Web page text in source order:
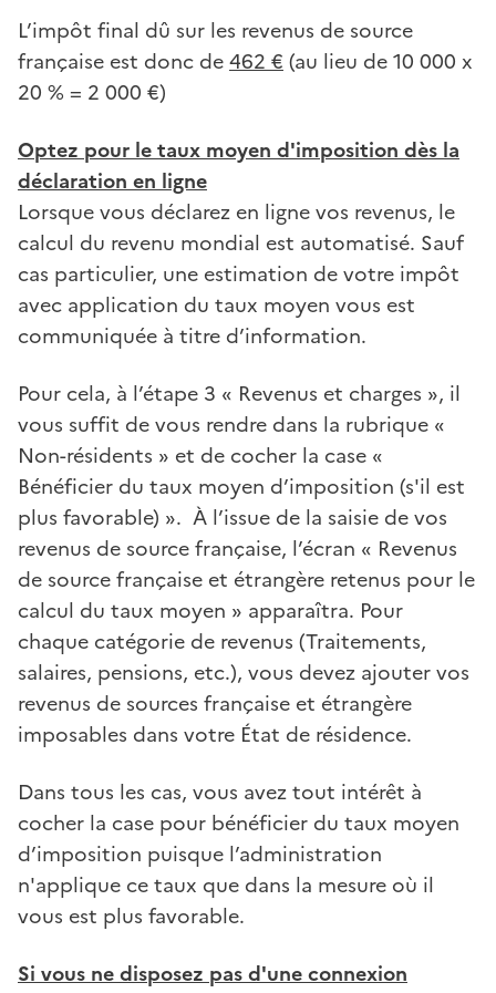
L’impôt final dû sur les revenus de source
française est donc de462 € (au lieu de 10 000 x
20 % = 2 000 €)
Optez pour le taux moyen d'imposition dès la
déclaration en ligne
Lorsque vous déclarez en ligne vos revenus, le
calcul du revenu mondial est automatisé. Sauf
cas particulier, une estimation de votre impôt
avec application du taux moyen vous est
communiquée à titre d’information.
Pour cela, à l’étape 3 « Revenus et charges », il
vous suffit de vous rendre dans la rubrique «
Non-résidents » et de cocher la case «
Bénéficier du taux moyen d’imposition (s'il est
plus favorable) ». À l’issue de la saisie de vos
revenus de source française, l’écran « Revenus
de source française et étrangère retenus pour le
calcul du taux moyen » apparaîtra. Pour
chaque catégorie de revenus (Traitements,
salaires, pensions, etc.), vous devez ajouter vos
revenus de sources française et étrangère
imposables dans votre État de résidence.
Dans tous les cas, vous avez tout intérêt à
cocher la case pour bénéficier du taux moyen
d’imposition puisque l’administration
n'applique ce taux que dans la mesure où il
vous est plus favorable.
Si vous ne disposez pas d'une connexion